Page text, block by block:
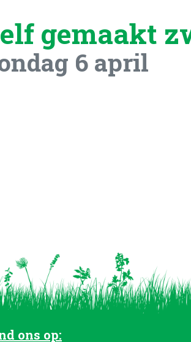
gemaakt
6 april
ons op: